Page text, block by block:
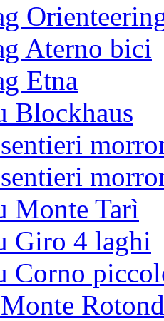
Aterno bici
Etna
Blockhaus
Monte Tarì
Giro 4 laghi
Corno